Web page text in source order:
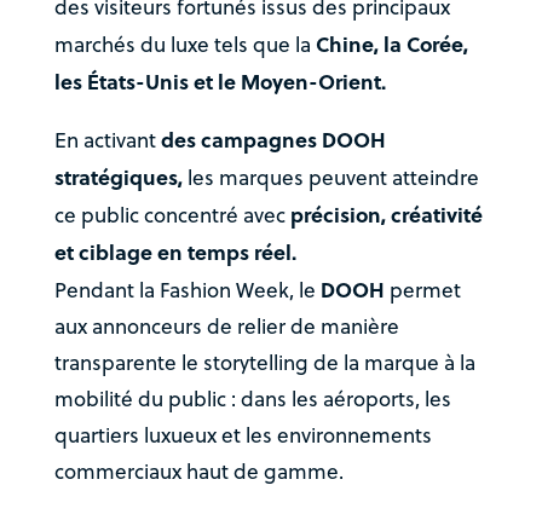
des visiteurs fortunés issus des principaux
marchés du luxe tels que la Chine, la Corée,
les États-Unis et le Moyen-Orient.
En activantdes campagnes DOOH
stratégiques,les marques peuvent atteindre
ce public concentré avec précision, créativité
et ciblage en temps réel.
Pendant la Fashion Week, le DOOH permet
aux annonceurs de relier de manière
transparente le storytelling de la marque à la
mobilité du public : dans les aéroports, les
quartiers luxueux et les environnements
commerciaux haut de gamme.